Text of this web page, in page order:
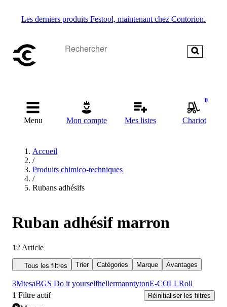
Les derniers produits Festool, maintenant chez Contorion.
Menu Mon compte Mes listes
0
Chariot
Accueil
/
Produits chimico-techniques
/
Rubans adhésifs
Ruban adhésif marron
12 Article
Tous les filtres Trier Catégories Marque Avantages
3MtesaBGS Do it yourselfhellermanntytonE-COLLRoll
1 Filtre actif Réinitialiser les filtres